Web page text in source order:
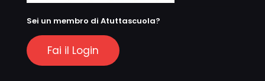
Sei un membro di Atuttascuola?
Fai il Login